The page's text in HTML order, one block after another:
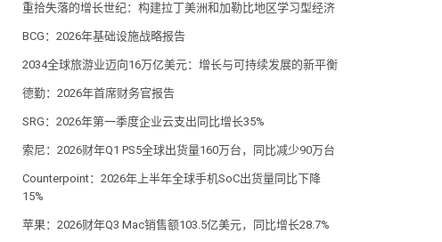
重拾失落的增长世纪：构建拉丁美洲和加勒比地区学习型经济
BCG：2026年基础设施战略报告
2034全球旅游业迈向16万亿美元：增长与可持续发展的新平衡
德勤：2026年首席财务官报告
SRG：2026年第一季度企业云支出同比增长35%
索尼：2026财年Q1 PS5全球出货量160万台，同比减少90万台
Counterpoint：2026年上半年全球手机SoC出货量同比下降
15%
苹果：2026财年Q3 Mac销售额103.5亿美元，同比增长28.7%